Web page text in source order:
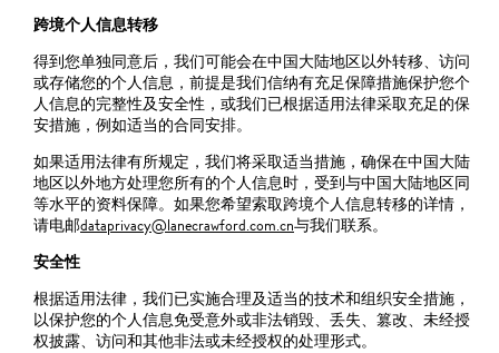
跨境个人信息转移
得到您单独同意后，我们可能会在中国大陆地区以外转移、访问
或存储您的个人信息，前提是我们信纳有充足保障措施保护您个
人信息的完整性及安全性，或我们已根据适用法律采取充足的保
安措施，例如适当的合同安排。
如果适用法律有所规定，我们将采取适当措施，确保在中国大陆
地区以外地方处理您所有的个人信息时，受到与中国大陆地区同
等水平的资料保障。如果您希望索取跨境个人信息转移的详情，
请电邮dataprivacy@lanecrawford.com.cn与我们联系。
安全性
根据适用法律，我们已实施合理及适当的技术和组织安全措施，
以保护您的个人信息免受意外或非法销毁、丢失、篡改、未经授
权披露、访问和其他非法或未经授权的处理形式。